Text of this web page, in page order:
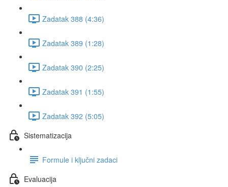
Zadatak 388 (4:36)
Zadatak 389 (1:28)
Zadatak 390 (2:25)
Zadatak 391 (1:55)
Zadatak 392 (5:05)
Sistematizacija
Formule i ključni zadaci
Evaluacija